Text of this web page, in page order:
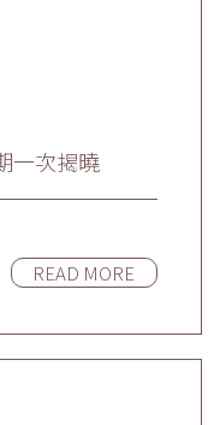
一次揭曉
READ MORE